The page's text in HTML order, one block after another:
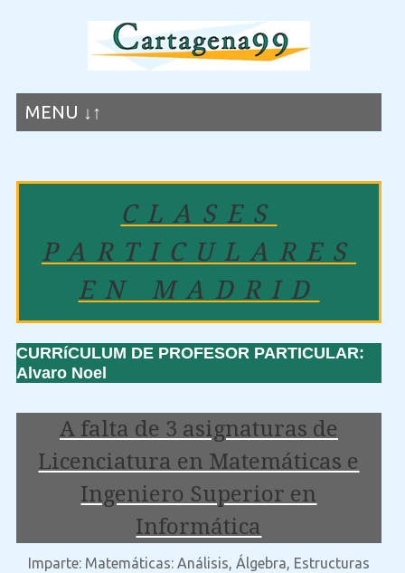
MENU ↓↑
CLASES
PARTICULARES
EN MADRID
CURRíCULUM DE PROFESOR PARTICULAR:
Alvaro Noel
A falta de 3 asignaturas de
Licenciatura en Matemáticas e
Ingeniero Superior en
Informática
Imparte: Matemáticas: Análisis, Álgebra, Estructuras